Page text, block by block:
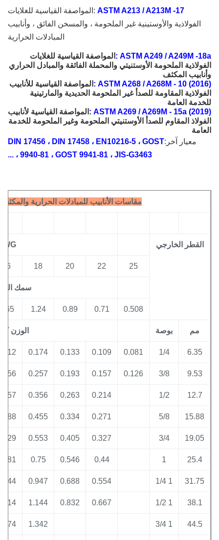
ASTM A213 / A213M -17
:المواصفة القياسية للغلايات
الفولاذية والأوستينية غير الملحومة ، والمسخن الفائق ، وأنابيب
المبادلات الحرارية
ASTM A249 / A249M -
:المواصفة القياسية للغلايات
الملحومة الأوستنيتي والمحملة الفائقة والمبادل الحراري
المكثف
ASTM A268 / A268M - 10
:المواصفة القياسية للأنابيب
المقاومة للصدأ غير الملحومة الحديدية والمارتينية
العامة
ASTM A269 / A269M - 15a
:المواصفة القياسية لأنابيب
المقاوم للصدأ الأوستنيتي الملحومة وغير الملحومة للخدمة
معيار آخر:
DIN 17456 ، DIN 17458 ، EN10216-5 ، GOST
9940-81 ، GOST 9941-81 ، JIS-G3463 ، ...
مقاسات الأنابيب للمبادلات الحرارية والمكثفات
القطر الخارجي BWG
سمك الجدار
0.508
0.71
بوصة الوزن كجم / م
0.081
0.109
0.133
0.174
0.212
0.126
0.157
0.193
0.257
0.356
0.214
0.263
0.356
0.457
0.271
0.334
0.455
0.588
0.327
0.405
0.553
0.729
0.546
0.75
0.981
1 1/4
0.554
0.688
0.947
1.244
1 1/2
0.667
0.832
1.144
1.514
1 3/4
1.342
1.774